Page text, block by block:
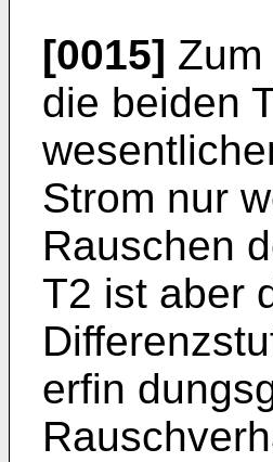
[0015]
die beiden
Strom nur
Rauschen
T2 ist aber
erfin­